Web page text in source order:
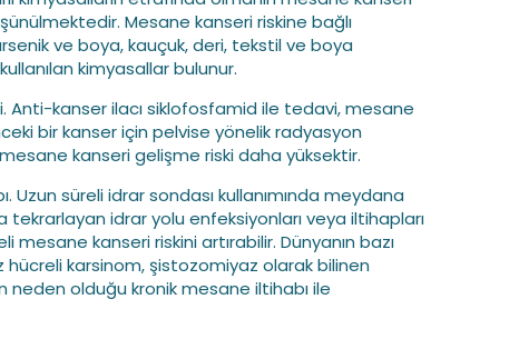
Mesane kanseri riskine bağlı
ve boya, kauçuk, deri, tekstil ve boya
kimyasallar bulunur.
Anti-kanser ilacı siklofosfamid ile tedavi, mesane
bir kanser için pelvise yönelik radyasyon
kanseri gelişme riski daha yüksektir.
Uzun süreli idrar sondası kullanımında meydana
tekrarlayan idrar yolu enfeksiyonları veya iltihapları
mesane kanseri riskini artırabilir. Dünyanın bazı
karsinom, şistozomiyaz olarak bilinen
olduğu kronik mesane iltihabı ile